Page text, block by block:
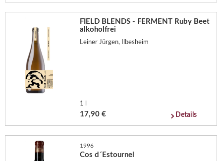
FIELD BLENDS - FERMENT Ruby Beet
alkoholfrei
Leiner Jürgen, Ilbesheim
1 l
17,90 € Details
1996
Cos d´Estournel